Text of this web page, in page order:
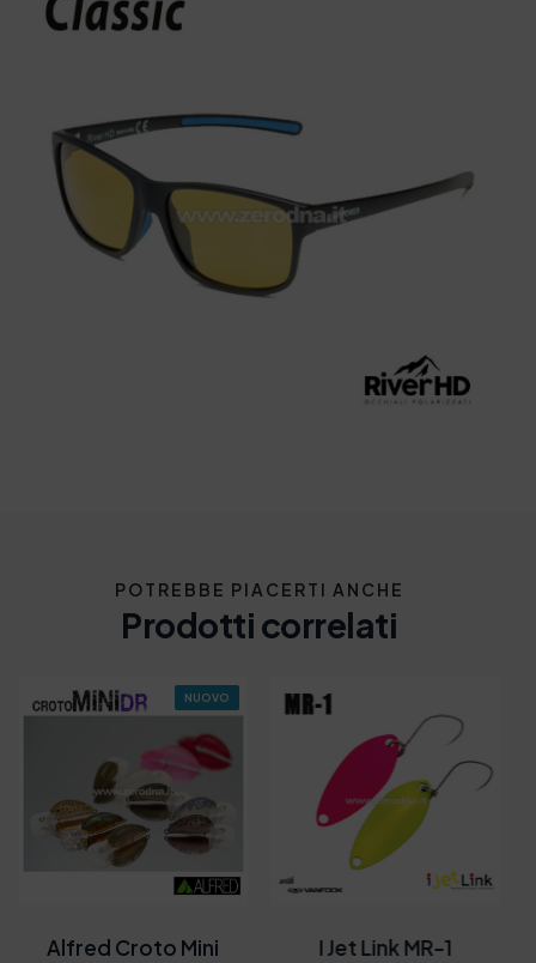
POTREBBE PIACERTI ANCHE
Prodotti correlati
NUOVO
Alfred Croto Mini I Jet Link MR-1